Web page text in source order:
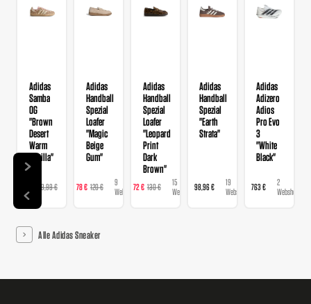
Adidas
Samba
OG
"Brown
Desert
Warm
Vanilla"
129,99 €
Webshops
Adidas
Handball
Spezial
Loafer
"Magic
Beige
Gum"
78 € 120 €
9
Webshops
Adidas
Handball
Spezial
Loafer
"Leopard
Print
Dark
Brown"
72 € 130 €
15
Webshops
Adidas
Handball
Spezial
"Earth
Strata"
98,96 €
19
Webshops
Adidas
Adizero
Adios
Pro Evo
3
"White
Black"
763 €
2
Webshops
Alle Adidas Sneaker